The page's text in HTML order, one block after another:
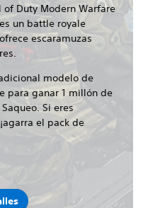
Duty Modern Warfare
un battle royale
escaramuzas
modelo de
para ganar 1 millón de
Si eres
el pack de